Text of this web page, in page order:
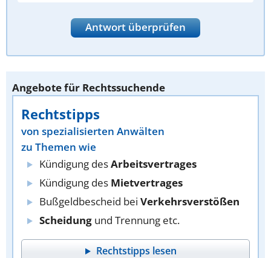
Antwort überprüfen
Angebote für Rechtssuchende
Rechtstipps
von spezialisierten Anwälten
zu Themen wie
Kündigung desArbeitsvertrages
Kündigung des Mietvertrages
Bußgeldbescheid bei Verkehrsverstößen
Scheidung und Trennung etc.
Rechtstipps lesen